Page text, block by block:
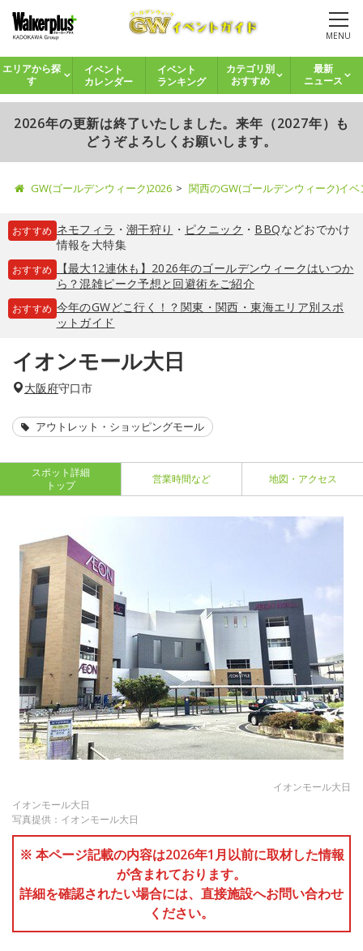
MENU
エリアから探
す
イベント
カレンダー
イベント
ランキング
カテゴリ別
おすすめ
最新
ニュース
2026年の更新は終了いたしました。来年（2027年）も
どうぞよろしくお願いします。
GW(ゴールデンウィーク)2026 関西のGW(ゴールデンウィーク)イ
おすすめ ネモフィラ ・ 潮干狩り ・ ピクニック ・ BBQなどおでかけ
情報を大特集
おすすめ
【最大12連休も】2026年のゴールデンウィークはいつか
ら？混雑ピーク予想と回避術をご紹介
おすすめ 今年のGWどこ行く！？関東・関西・東海エリア別スポ
ットガイド
イオンモール大日
大阪府守口市
アウトレット・ショッピングモール
スポット詳細
トップ
営業時間など 地図・アクセス
イオンモール大日
イオンモール大日
写真提供：イオンモール大日
※ 本ページ記載の内容は2026年1月以前に取材した情報
が含まれております。
詳細を確認されたい場合には、直接施設へお問い合わせ
ください。